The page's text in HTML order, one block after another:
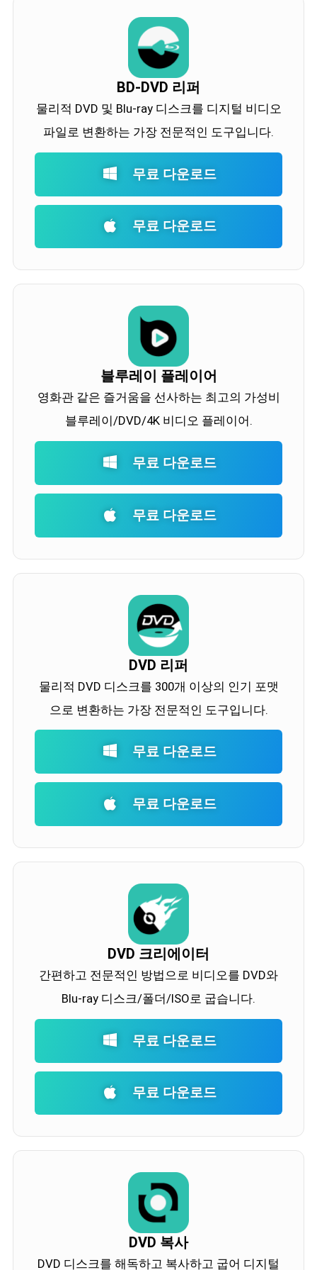
BD-DVD 리퍼
물리적 DVD 및 Blu-ray 디스크를 디지털 비디오
파일로 변환하는 가장 전문적인 도구입니다.
무료 다운로드
무료 다운로드
블루레이 플레이어
영화관 같은 즐거움을 선사하는 최고의 가성비
블루레이/DVD/4K 비디오 플레이어.
무료 다운로드
무료 다운로드
DVD 리퍼
물리적 DVD 디스크를 300개 이상의 인기 포맷
으로 변환하는 가장 전문적인 도구입니다.
무료 다운로드
무료 다운로드
DVD 크리에이터
간편하고 전문적인 방법으로 비디오를 DVD와
Blu-ray 디스크/폴더/ISO로 굽습니다.
무료 다운로드
무료 다운로드
DVD 복사
DVD 디스크를 해독하고 복사하고 굽어 디지털